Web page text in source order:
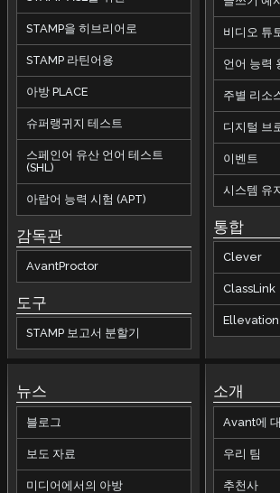
STAMP을 히브리어로
STAMP 라틴어용
아방 PLACE
슈퍼랭귀지 테스트
스페인어 유산 언어 테스트
(SHL)
아랍어 능력 시험 (APT)
감독관
AvantProctor
도구
STAMP 보고서 분할기
비디오 튜
언어 능력
주별 리소
디지털 브
이벤트
시스템 유
통합
Clever
ClassLink
Ellevation
뉴스
블로그
보도 자료
미디어에서의 아방
소개
Avant에
우리 팀
추천사